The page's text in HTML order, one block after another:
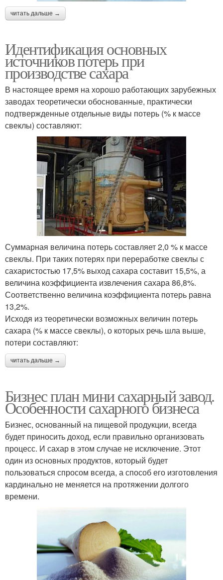
читать дальше →
Идентификация основных
источников потерь при
производстве сахара
В настоящее время на хорошо работающих зарубежных
заводах теоретически обоснованные, практически
подтвержденные отдельные виды потерь (% к массе
свеклы) составляют:
Суммарная величина потерь составляет 2,0 % к массе
свеклы. При таких потерях при переработке свеклы с
сахаристостью 17,5% выход сахара составит 15,5%, а
величина коэффициента извлечения сахара 86,8%.
Соответственно величина коэффициента потерь равна
13,2%.
Исходя из теоретически возможных величин потерь
сахара (% к массе свеклы), о которых речь шла выше,
потери составляют:
читать дальше →
Бизнес план мини сахарный завод.
Особенности сахарного бизнеса
Бизнес, основанный на пищевой продукции, всегда
будет приносить доход, если правильно организовать
процесс. И сахар в этом случае не исключение. Этот
один из основных продуктов, который будет
пользоваться спросом всегда, а способ его изготовления
кардинально не меняется на протяжении долгого
времени.